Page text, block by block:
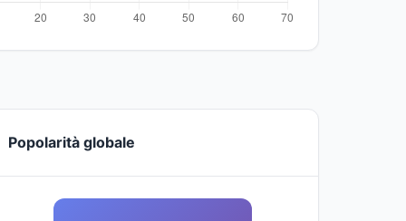
Popolarità globale